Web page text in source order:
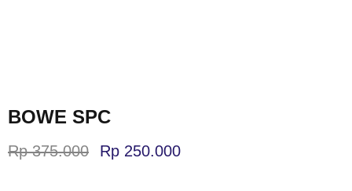
BOWE SPC
Rp375.000 Rp 250.000